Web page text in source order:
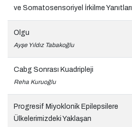
ve Somatosensoriyel İrkilme Yanıtları
Olgu
Ayşe Yıldız Tabakoğlu
Cabg Sonrası Kuadripleji
Reha Kuruoğlu
Progresif Miyoklonik Epilepsilere
Ülkelerimizdeki Yaklaşan